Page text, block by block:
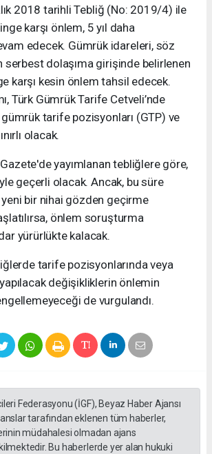
2018 tarihli Tebliğ (No: 2019/4) ile
karşı önlem, 5 yıl daha
edecek. Gümrük idareleri, söz
serbest dolaşıma girişinde belirlenen
karşı kesin önlem tahsil edecek.
Türk Gümrük Tarife Cetveli’nde
tarife pozisyonları (GTP) ve
olacak.
yayımlanan tebliğlere göre,
geçerli olacak. Ancak, bu süre
bir nihai gözden geçirme
önlem soruşturma
yürürlükte kalacak.
tarife pozisyonlarında veya
değişikliklerin önlemin
de vurgulandı.
Federasyonu (İGF), Beyaz Haber Ajansı
tarafından eklenen tüm haberler,
müdahalesi olmadan ajans
Bu haberlerde yer alan hukuki